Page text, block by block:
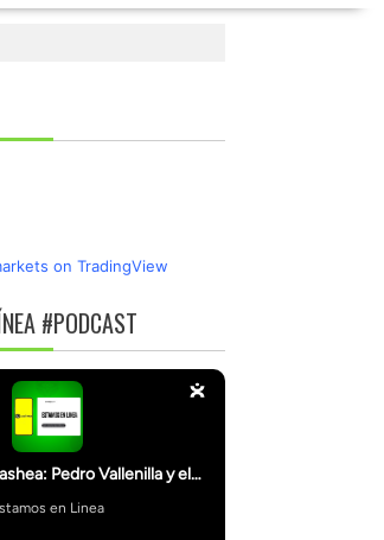
on TradingView
#PODCAST